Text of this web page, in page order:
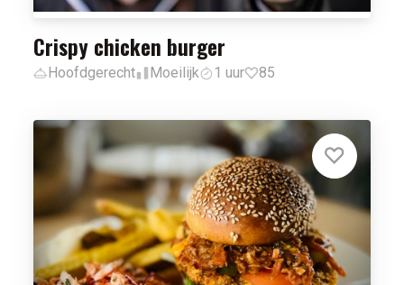
Crispy chicken burger
Hoofdgerecht Moeilijk 1 uur 85